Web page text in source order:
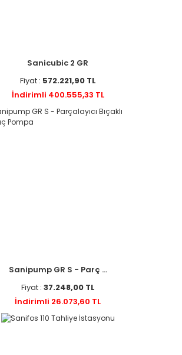
Sanicubic 2 GR
Fiyat : 572.221,90 TL
İndirimli 400.555,33 TL
Sanipump GR S - Parç ...
Fiyat : 37.248,00 TL
İndirimli 26.073,60 TL